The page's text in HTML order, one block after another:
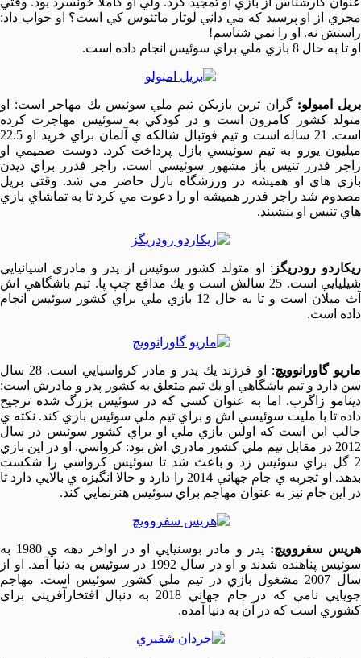
مجري از او پرسيد كه مي داني لوتار ماتئوس كي است؟ او جواب داد:
راستش نه. او را نمي شناسم!
او تا به حال 8 بازي ملي براي سوئيس انجام داده است.
بريل امبولو: گران ترين بازيكن تيم ملي سوئيس يك مهاجر است: او
متولد كشور كامرون است و در كودكي به سوئيس مهاجرت كرده
است. 21 ساله است و تيم فوتبال شالكه ي آلمان براي خريد او 22.5
ميليون يورو به تيم سوئيسي بازل پرداخت كرد. دوست صميمي او
راجر فدرر تنيس باز مشهور سوئيسي است. راجر فدرر براي ديدن
بازي هاي او هميشه در ورزشگاه بازل حاضر مي شد. وقتي بريل
مصدوم شد راجر فدرر هميشه او را دعوت مي كرد تا به تماشاي بازي
هاي تنيس او بنشيند.
ريكاردو رودريگز : او متولد كشور سوئيس از پدر و مادري اسپانيايي
شيليايي است. 25 سالش است و يك مدافع چپ پا. تيم باشگاهي اش
آث ميلان است و تا به حال 12 بازي ملي براي كشور سوئيس انجام
داده است.
ماريو گاورانوويچ
: او فرزند يك پدر و مادر كرواسيايي است. 28 سال
سن دارد و تيم باشگاهي او يك تيم متعلق به كشور پدر و مادرش است:
دينامو زاگرب. اما به عنوان كسي كه در سوئيس بزرگ شده ترجيح
داده تا با مليت سوئيسي اش و براي تيم ملي سوئيس بازي كند. نكته ي
جالب اين است كه اولين بازي ملي او براي كشور سوئيس در سال
2012 در مقابل تيم ملي كشور مادري اش بود: كرواسي. او در اين بازي
2 گل براي سوئيس زد و باعث شد تا سوئيس كرواسي را شكست
بدهد. او تجربه ي جام جهاني 2014 را دارد و حالا انگيزه ي بالايي دارد تا
در اين جام نيز به عنوان مهاجم براي سوئيس هنرنمايي كند.
هريس سفروويچ:
پدر و مادر بوسنيايي او در اواخر دهه ي 1980 به
سوئيس پناهنده شدند و او در سال 1992 در سوئيس به دنيا آمد. او از
سال 2007 مشغول بازي در تيم ملي كشور سوئيس است. مهاجم
جويايي نامي كه در جام جهاني 2018 به دنبال افتخارآفريني براي
كشوري است كه در آن به دنيا آمده.